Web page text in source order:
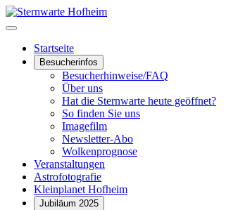
Startseite
Besucherinfos
Besucherhinweise/FAQ
Über uns
Hat die Sternwarte heute geöffnet?
So finden Sie uns
Imagefilm
Newsletter-Abo
Wolkenprognose
Veranstaltungen
Astrofotografie
Kleinplanet Hofheim
Jubiläum 2025